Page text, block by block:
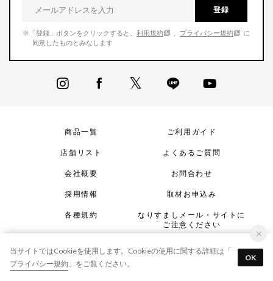
登録
※「登録」ボタンをクリックすると、 利用規約 プライバシー規約
に
同意したものとみなします
商品一覧
店舗リスト
会社概要
採用情報
各種規約
ご利用ガイド
よくあるご質問
お問合わせ
取材お申込み
なりすましメール・サイトに
ご注意ください
© OASYS Lifestyle group Inc.
当サイトではCookieを使用します。Cookieの使用に関する詳細は「
プライバシー規約 」をご覧ください。
OK